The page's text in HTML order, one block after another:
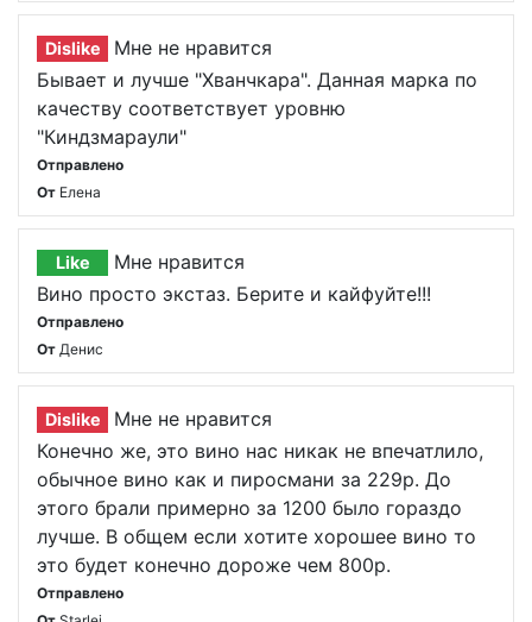
Dislike
Мне не нравится
Бывает и лучше "Хванчкара". Данная марка по
качеству соответствует уровню
"Киндзмараули"
Отправлено
От Елена
Like
Мне нравится
Вино просто экстаз. Берите и кайфуйте!!!
Отправлено
От Денис
Dislike
Мне не нравится
Конечно же, это вино нас никак не впечатлило,
обычное вино как и пиросмани за 229р. До
этого брали примерно за 1200 было гораздо
лучше. В общем если хотите хорошее вино то
это будет конечно дороже чем 800р.
Отправлено